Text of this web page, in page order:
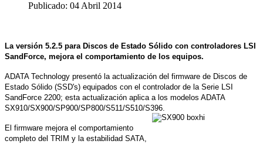
Publicado: 04 Abril 2014
La versión 5.2.5 para Discos de Estado Sólido con controladores LSI
SandForce, mejora el comportamiento de los equipos.
ADATA Technology presentó la actualización del firmware de Discos de
Estado Sólido (SSD's) equipados con el controlador de la Serie LSI
SandForce 2200; esta actualización aplica a los modelos ADATA
SX910/SX900/SP900/SP800/S511/S510/S396.
El firmware mejora el comportamiento
completo del TRIM y la estabilidad SATA,